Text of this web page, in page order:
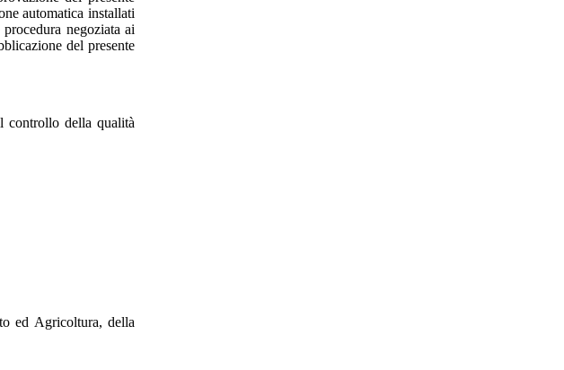
automatica installati
negoziata ai
del presente
controllo della qualità
ed Agricoltura, della